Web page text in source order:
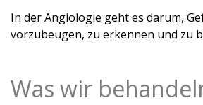
In der Angiologie geht es darum,
vorzubeugen, zu erkennen und zu
Was wir